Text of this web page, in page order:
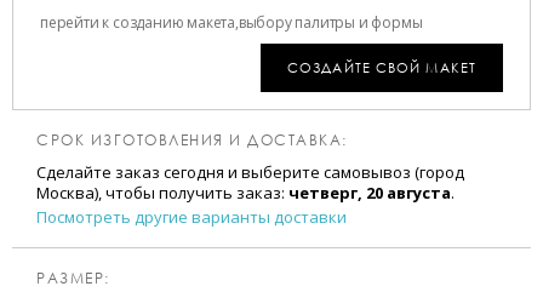
перейти к созданию макета,выбору палитры и формы
СОЗДАЙТЕ СВОЙ МАКЕТ
СРОК ИЗГОТОВЛЕНИЯ И ДОСТАВКА:
Сделайте заказ сегодня и выберите самовывоз (город
Москва), чтобы получить заказ: четверг, 20 августа.
Посмотреть другие варианты доставки
РАЗМЕР: